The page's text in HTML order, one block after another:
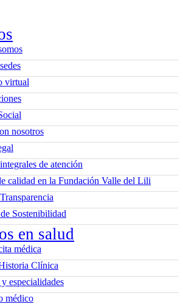
virtual
nosotros
de atención
calidad en la Fundación Valle del Lili
Sostenibilidad
en salud
médica
Clínica
especialidades
médico